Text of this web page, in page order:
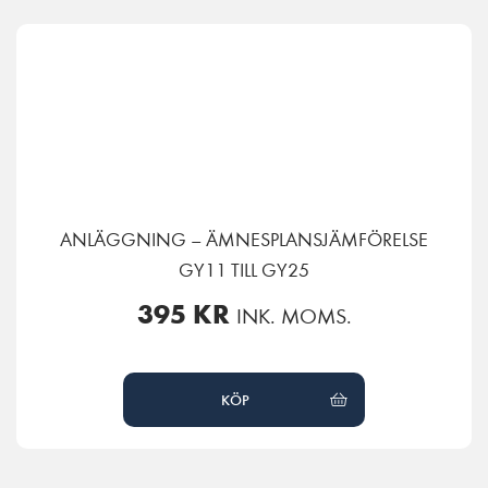
ANLÄGGNING – ÄMNESPLANSJÄMFÖRELSE
GY11 TILL GY25
395 KR INK. MOMS.
KÖP